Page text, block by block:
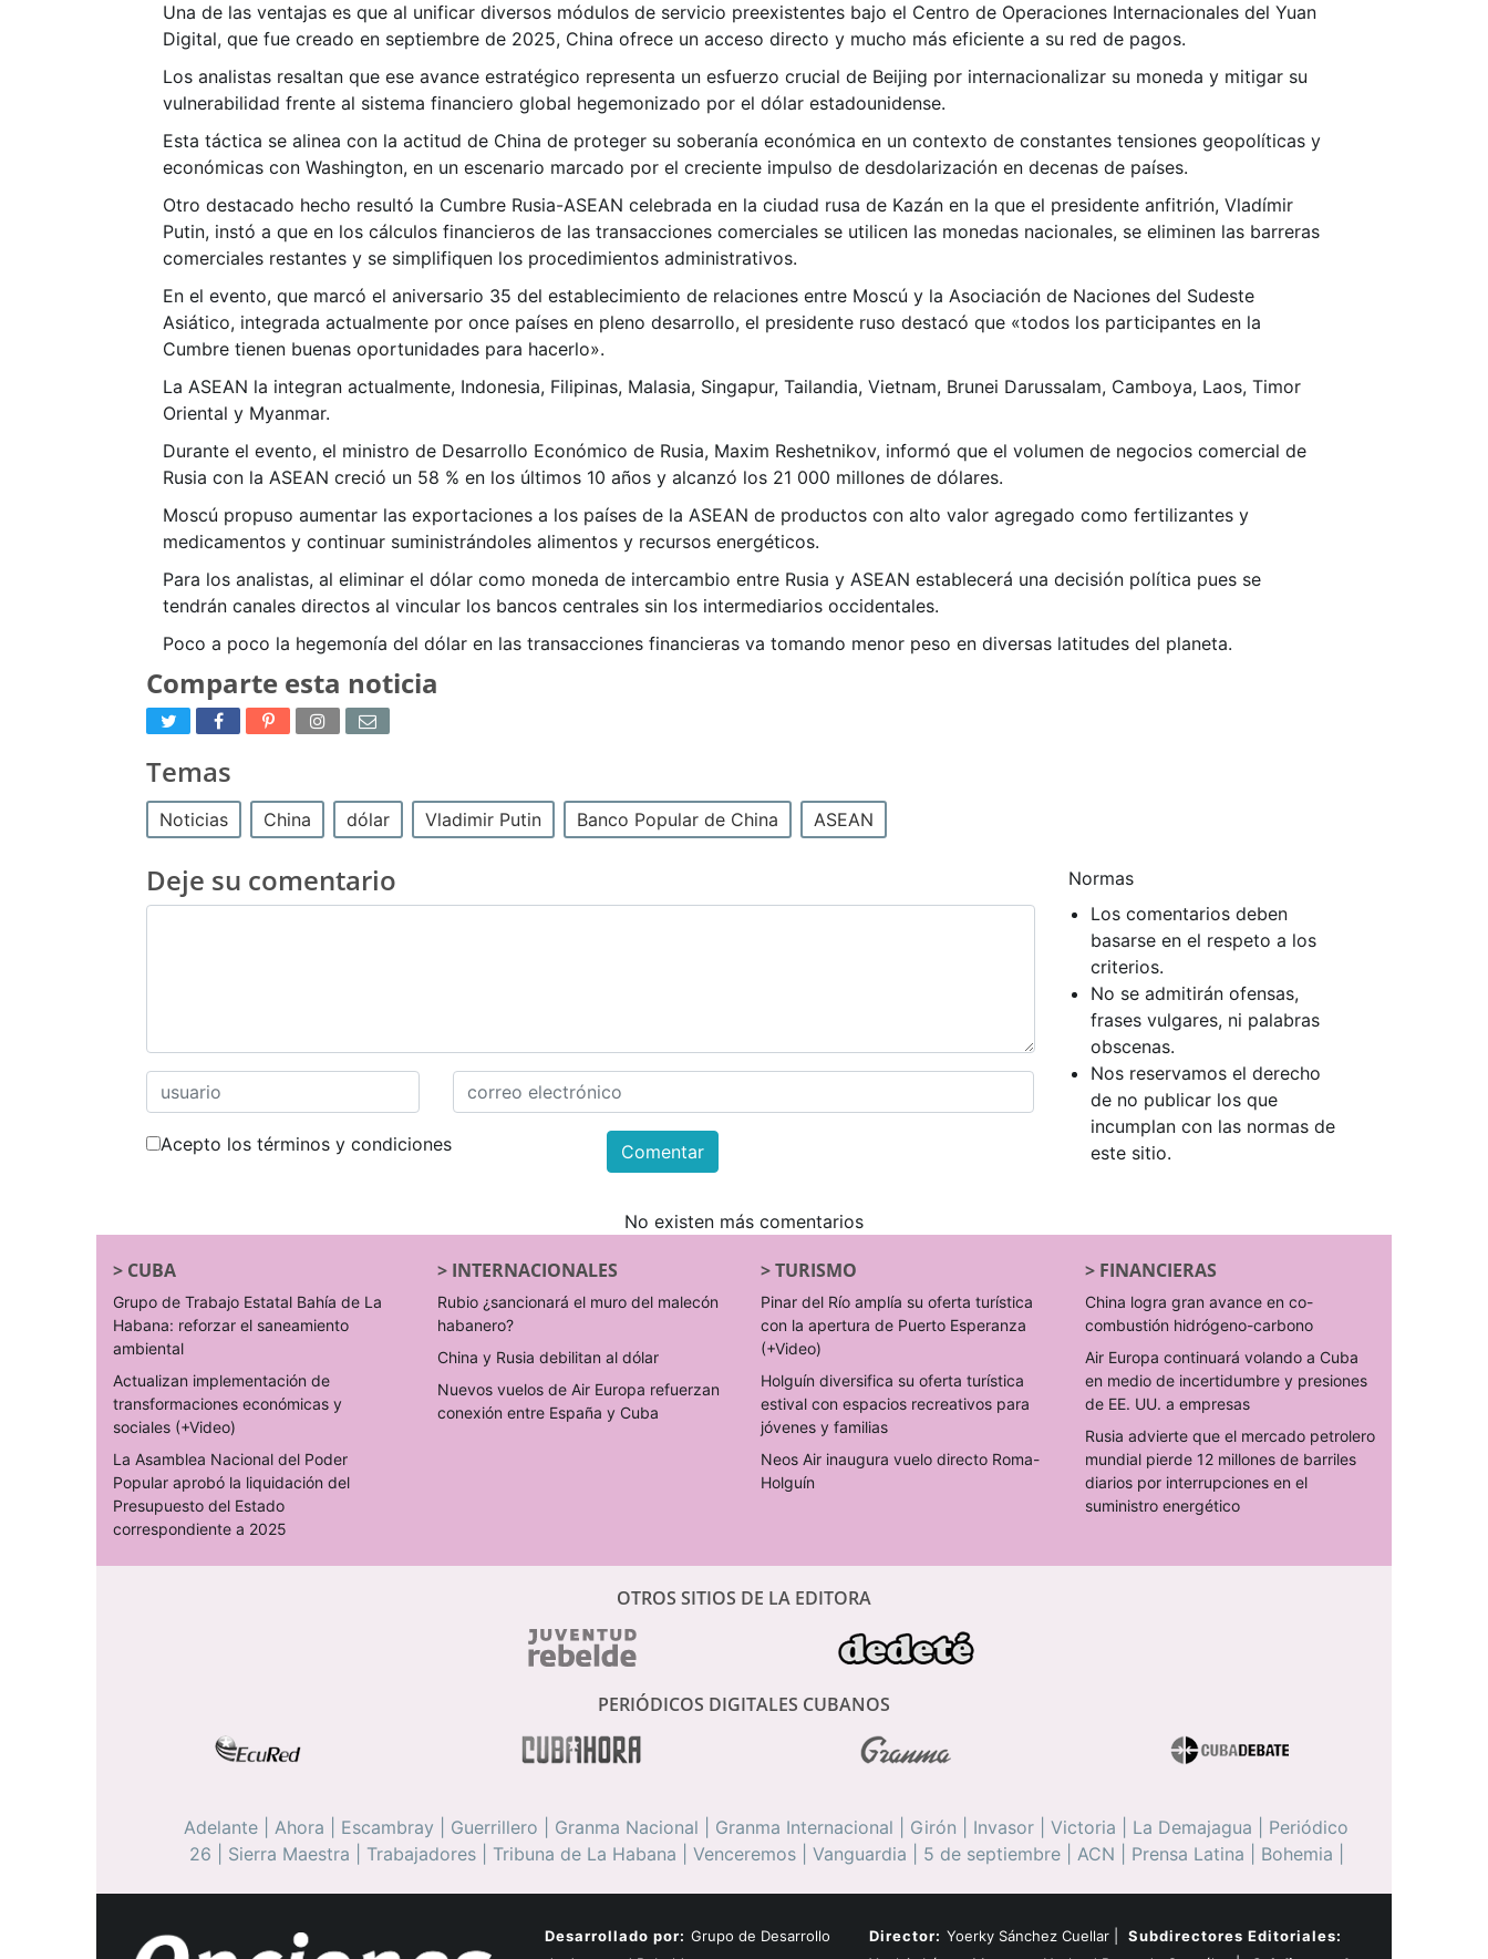
Una de las ventajas es que al unificar diversos módulos de servicio preexistentes bajo el Centro de Operaciones Internacionales del Yuan
Digital, que fue creado en septiembre de 2025, China ofrece un acceso directo y mucho más eficiente a su red de pagos.
Los analistas resaltan que ese avance estratégico representa un esfuerzo crucial de Beijing por internacionalizar su moneda y mitigar su
vulnerabilidad frente al sistema financiero global hegemonizado por el dólar estadounidense.
Esta táctica se alinea con la actitud de China de proteger su soberanía económica en un contexto de constantes tensiones geopolíticas y
económicas con Washington, en un escenario marcado por el creciente impulso de desdolarización en decenas de países.
Otro destacado hecho resultó la Cumbre Rusia-ASEAN celebrada en la ciudad rusa de Kazán en la que el presidente anfitrión, Vladímir
Putin, instó a que en los cálculos financieros de las transacciones comerciales se utilicen las monedas nacionales, se eliminen las barreras
comerciales restantes y se simplifiquen los procedimientos administrativos.
En el evento, que marcó el aniversario 35 del establecimiento de relaciones entre Moscú y la Asociación de Naciones del Sudeste
Asiático, integrada actualmente por once países en pleno desarrollo, el presidente ruso destacó que «todos los participantes en la
Cumbre tienen buenas oportunidades para hacerlo».
La ASEAN la integran actualmente, Indonesia, Filipinas, Malasia, Singapur, Tailandia, Vietnam, Brunei Darussalam, Camboya, Laos, Timor
Oriental y Myanmar.
Durante el evento, el ministro de Desarrollo Económico de Rusia, Maxim Reshetnikov, informó que el volumen de negocios comercial de
Rusia con la ASEAN creció un 58 % en los últimos 10 años y alcanzó los 21 000 millones de dólares.
Moscú propuso aumentar las exportaciones a los países de la ASEAN de productos con alto valor agregado como fertilizantes y
medicamentos y continuar suministrándoles alimentos y recursos energéticos.
Para los analistas, al eliminar el dólar como moneda de intercambio entre Rusia y ASEAN establecerá una decisión política pues se
tendrán canales directos al vincular los bancos centrales sin los intermediarios occidentales.
Poco a poco la hegemonía del dólar en las transacciones financieras va tomando menor peso en diversas latitudes del planeta.
Comparte esta noticia
Temas
Noticias China dólar Vladimir Putin Banco Popular de China ASEAN
Deje su comentario
Acepto los términos y condiciones Comentar
Normas
Los comentarios deben
basarse en el respeto a los
criterios.
No se admitirán ofensas,
frases vulgares, ni palabras
obscenas.
Nos reservamos el derecho
de no publicar los que
incumplan con las normas de
este sitio.
No existen más comentarios
> CUBA
Grupo de Trabajo Estatal Bahía de La
Habana: reforzar el saneamiento
ambiental
Actualizan implementación de
transformaciones económicas y
sociales (+Video)
La Asamblea Nacional del Poder
Popular aprobó la liquidación del
Presupuesto del Estado
correspondiente a 2025
> INTERNACIONALES
Rubio ¿sancionará el muro del malecón
habanero?
China y Rusia debilitan al dólar
Nuevos vuelos de Air Europa refuerzan
conexión entre España y Cuba
>TURISMO
Pinar del Río amplía su oferta turística
con la apertura de Puerto Esperanza
(+Video)
Holguín diversifica su oferta turística
estival con espacios recreativos para
jóvenes y familias
Neos Air inaugura vuelo directo Roma-
Holguín
> FINANCIERAS
China logra gran avance en co-
combustión hidrógeno-carbono
Air Europa continuará volando a Cuba
en medio de incertidumbre y presiones
de EE. UU. a empresas
Rusia advierte que el mercado petrolero
mundial pierde 12 millones de barriles
diarios por interrupciones en el
suministro energético
OTROS SITIOS DE LA EDITORA
PERIÓDICOS DIGITALES CUBANOS
Adelante Ahora Escambray Guerrillero Granma Nacional Granma Internacional Girón Invasor Victoria La Demajagua
Periódico
26
Sierra Maestra Trabajadores| Tribuna de La Habana Venceremos| Vanguardia 5 de septiembre| ACN Prensa Latina Bohemia
Desarrollado por: Grupo de Desarrollo
Director: Yoerky Sánchez Cuellar |
Subdirectores Editoriales: